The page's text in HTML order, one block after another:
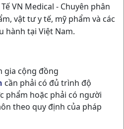
VN Medical - Chuyên phân
vật tư y tế, mỹ phẩm và các
hành tại Việt Nam.
gia cộng đồng
cần phải có đủ trình độ
phẩm hoặc phải có người
theo quy định của pháp